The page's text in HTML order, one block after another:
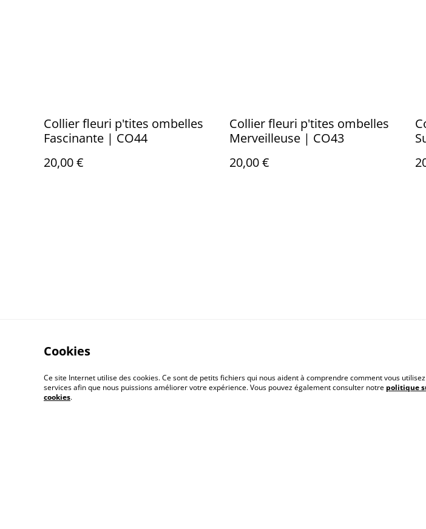
Collier fleuri p'tites ombelles
Fascinante | CO44
20,00 €
Collier fleuri p'tites ombelles
Merveilleuse | CO43
20,00 €
Cookies
Ce site Internet utilise des cookies. Ce sont de petits fichiers qui nous aident à comprendre comment vous
services afin que nous puissions améliorer votre expérience. Vous pouvez également consulter notre politique
cookies.